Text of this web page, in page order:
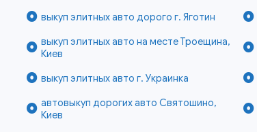
выкуп элитных авто дорого г. Яготин
выкуп элитных авто на месте Троещина,
Киев
выкуп элитных авто г. Украинка
автовыкуп дорогих авто Святошино,
Киев